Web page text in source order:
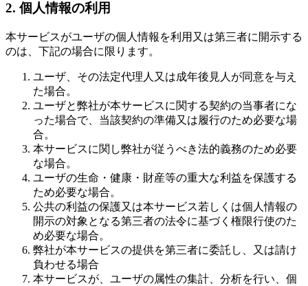
2. 個人情報の利用
本サービスがユーザの個人情報を利用又は第三者に開示する
のは、下記の場合に限ります。
ユーザ、その法定代理人又は成年後見人が同意を与え
た場合。
ユーザと弊社が本サービスに関する契約の当事者にな
った場合で、当該契約の準備又は履行のため必要な場
合。
本サービスに関し弊社が従うべき法的義務のため必要
な場合。
ユーザの生命・健康・財産等の重大な利益を保護する
ため必要な場合。
公共の利益の保護又は本サービス若しくは個人情報の
開示の対象となる第三者の法令に基づく権限行使のた
め必要な場合。
弊社が本サービスの提供を第三者に委託し、又は請け
負わせる場合
本サービスが、ユーザの属性の集計、分析を行い、個